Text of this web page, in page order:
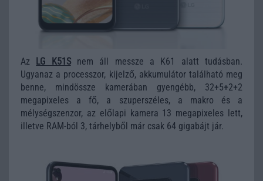
Az LG K51Snem áll messze a K61 alatt tudásban.
Ugyanaz a processzor, kijelző, akkumulátor található meg
benne, mindössze kamerában gyengébb, 32+5+2+2
megapixeles a fő, a szuperszéles, a makro és a
mélységszenzor, az előlapi kamera 13 megapixeles lett,
illetve RAM-ból 3, tárhelyből már csak 64 gigabájt jár.